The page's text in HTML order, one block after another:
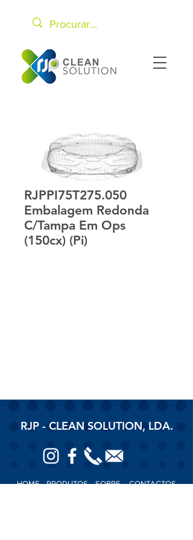
RJPPI75T275.050
Embalagem Redonda
C/Tampa Em Ops
(150cx) (Pi)
RJP - CLEAN SOLUTION, LDA.
HOMEPRODUTOSSOBRE CONTACTOS